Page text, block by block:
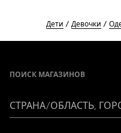
Дети Девочки
ПОИСК МАГАЗИНОВ
СТРАНА/ОБЛАСТЬ,